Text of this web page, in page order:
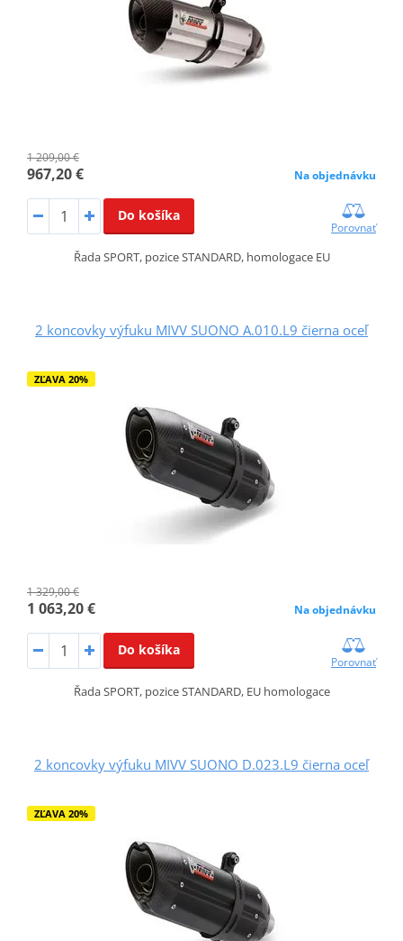
1 209,00 €
967,20 € Na objednávku
Do košíka
Porovnať
Řada SPORT, pozice STANDARD, homologace EU
2 koncovky výfuku MIVV SUONO A.010.L9 čierna oceľ
ZĽAVA 20%
1 329,00 €
1 063,20 € Na objednávku
Do košíka
Porovnať
Řada SPORT, pozice STANDARD, EU homologace
2 koncovky výfuku MIVV SUONO D.023.L9 čierna oceľ
ZĽAVA 20%